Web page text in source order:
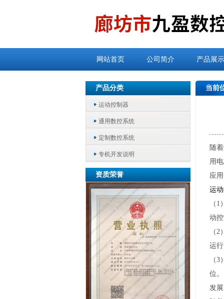
网站首页 公司简介 产品展示
产品分类
运动控制器
通用数控系统
定制数控系统
专机开发说明
资质荣誉
当前
随
用
应用
运
（
动
（
运
（
位。
发